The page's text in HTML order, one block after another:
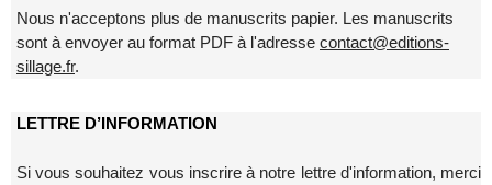
Nous n'acceptons plus de manuscrits papier. Les manuscrits
sont à envoyer au format PDF à l'adresse contact@editions-
sillage.fr.
LETTRE D’INFORMATION
Si vous souhaitez vous inscrire à notre lettre d'information, merci